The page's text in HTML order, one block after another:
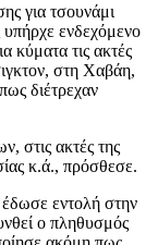
για τσουνάμι
ενδεχόμενο
κύματα τις ακτές
στη Χαβάη,
διέτρεχαν
στις ακτές της
κ.ά., πρόσθεσε.
εντολή στην
ο πληθυσμός